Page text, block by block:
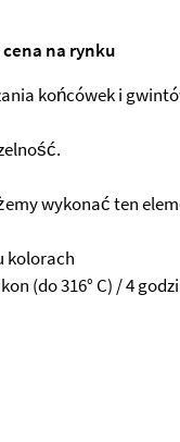
na rynku
końcówek i
wykonać ten
kolorach
(do 316° C) / 4